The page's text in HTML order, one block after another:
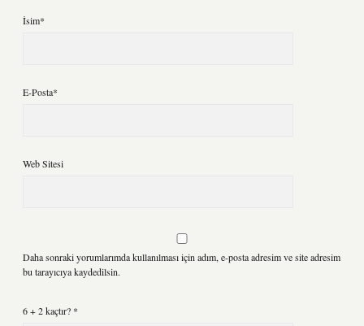
İsim*
E-Posta*
Web Sitesi
Daha sonraki yorumlarımda kullanılması için adım, e-posta adresim ve site adresim
bu tarayıcıya kaydedilsin.
6 + 2 kaçtır? *